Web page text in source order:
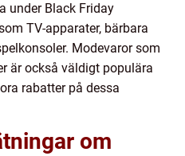
under Black Friday
TV-apparater, bärbara
Modevaror som
är också väldigt populära
rabatter på dessa
om